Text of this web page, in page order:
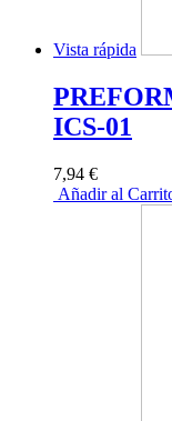
Vista rápida
ICS-01
7,94 €
Añadir al